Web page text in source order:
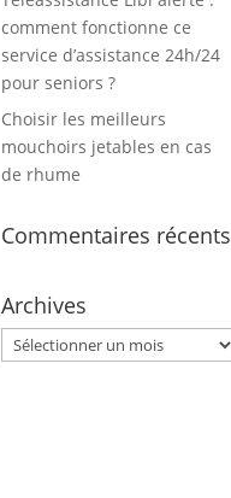
comment fonctionne ce
service d’assistance 24h/24
pour seniors ?
Choisir les meilleurs
mouchoirs jetables en cas
de rhume
Commentaires récents
Archives
Archives